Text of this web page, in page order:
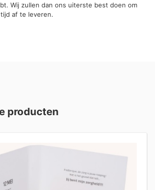
Wij zullen dan ons uiterste best doen om
af te leveren.
producten